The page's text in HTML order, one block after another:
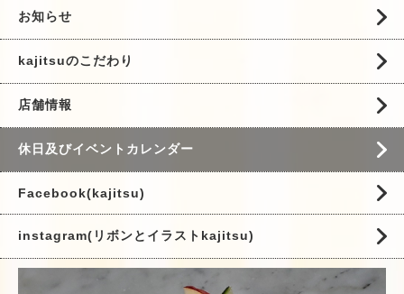
お知らせ
kajitsuのこだわり
店舗情報
休日及びイベントカレンダー
Facebook(kajitsu)
instagram(リボンとイラストkajitsu)